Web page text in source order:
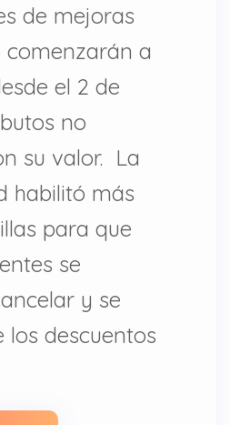
de mejoras
comenzarán a
el 2 de
no
su valor. La
habilitó más
para que
se
y se
los descuentos